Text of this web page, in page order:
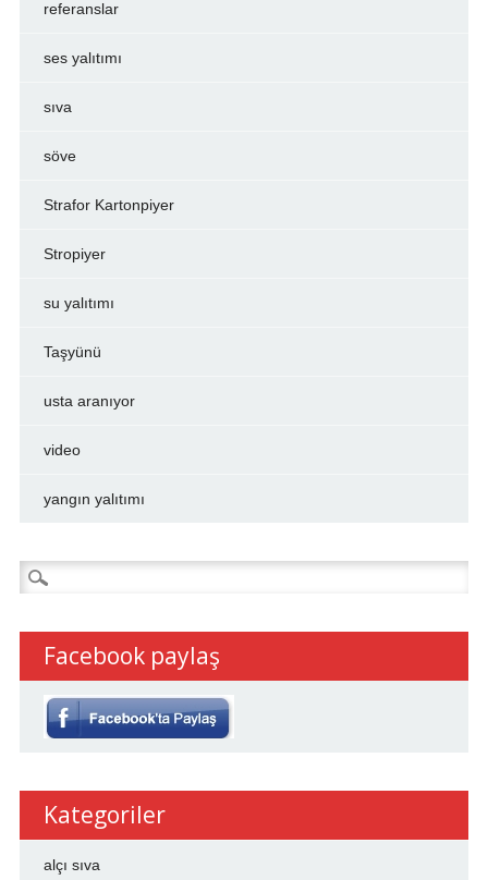
referanslar
ses yalıtımı
sıva
söve
Strafor Kartonpiyer
Stropiyer
su yalıtımı
Taşyünü
usta aranıyor
video
yangın yalıtımı
Arama:
Facebook paylaş
Kategoriler
alçı sıva